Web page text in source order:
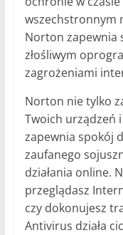
wszechstronnym
Norton zapewnia
złośliwym
zagrożeniami
Norton nie tylko
Twoich urządzeń
zapewnia spokój
zaufanego
działania online.
przeglądasz
czy dokonujesz
Antivirus działa